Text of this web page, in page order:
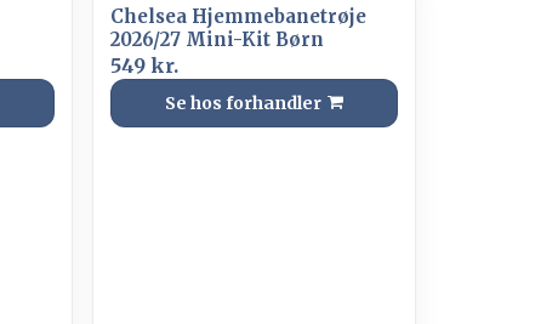
Chelsea Hjemmebanetrøje
2026/27 Mini-Kit Børn
549 kr.
Se hos forhandler